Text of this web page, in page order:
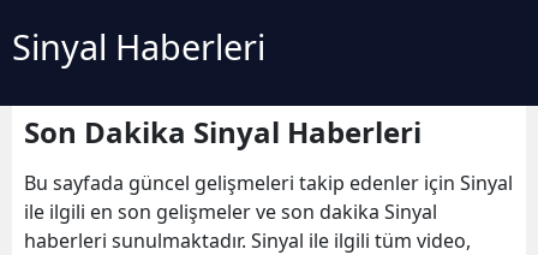
Sinyal Haberleri
Son Dakika Sinyal Haberleri
Bu sayfada güncel gelişmeleri takip edenler için Sinyal
ile ilgili en son gelişmeler ve son dakika Sinyal
haberleri sunulmaktadır. Sinyal ile ilgili tüm video,